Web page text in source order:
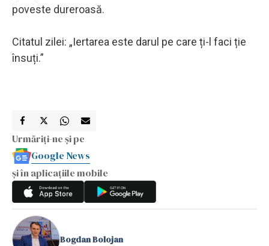
poveste dureroasă.
Citatul zilei: „Iertarea este darul pe care ți-l faci ție
însuți.”
Urmăriți-ne și pe
Google News
și în aplicațiile mobile
Bogdan Bolojan